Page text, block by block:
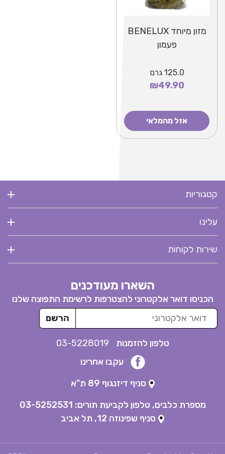
מזון מיוחד BENELUX
פעמון
125.0 גרם
₪49.90
אזל מהמלאי
קטגוריות
עלינו
שירות לקוחות
השארו מעודכנים
הכניסו דואר אלקטרוני להצטרפות לרשימת התפוצה שלנו
דואר אלקטרוני
הרשם
טלפון להזמנות
עקבו אחרינו
סניף דיזנגוף 89 ת"א
מספרת כלבים, טלפון לקביעת תורים: 03-5252531
סניף שפינוזה 12, תל אביב